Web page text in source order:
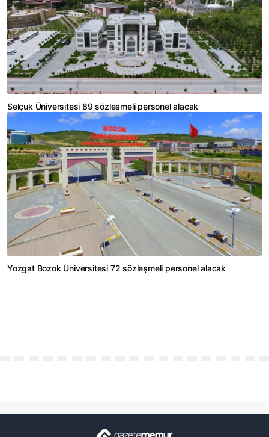
Selçuk Üniversitesi 89 sözleşmeli personel alacak
Yozgat Bozok Üniversitesi 72 sözleşmeli personel alacak